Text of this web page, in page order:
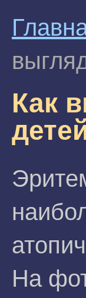
Как
На